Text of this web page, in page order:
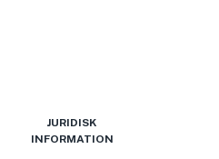
JURIDISK
INFORMATION